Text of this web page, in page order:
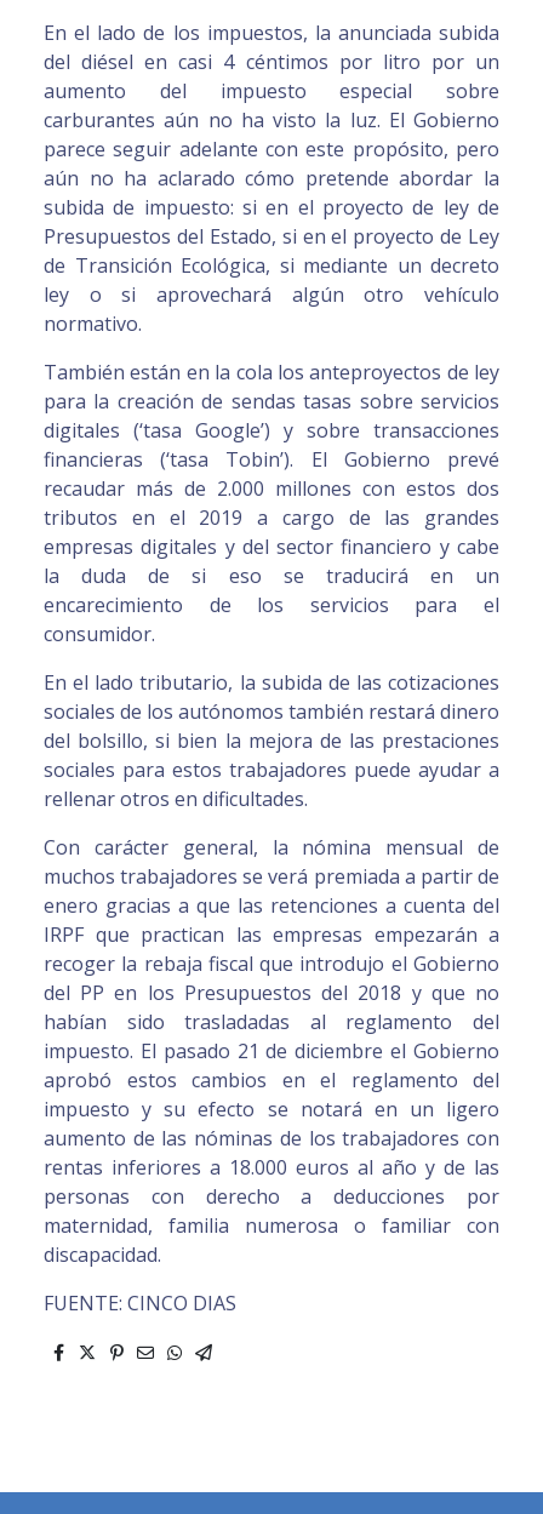
En el lado de los impuestos, la anunciada subida
del diésel en casi 4 céntimos por litro por un
aumento del impuesto especial sobre
carburantes aún no ha visto la luz. El Gobierno
parece seguir adelante con este propósito, pero
aún no ha aclarado cómo pretende abordar la
subida de impuesto: si en el proyecto de ley de
Presupuestos del Estado, si en el proyecto de Ley
de Transición Ecológica, si mediante un decreto
ley o si aprovechará algún otro vehículo
normativo.
También están en la cola los anteproyectos de ley
para la creación de sendas tasas sobre servicios
digitales (‘tasa Google’) y sobre transacciones
financieras (‘tasa Tobin’). El Gobierno prevé
recaudar más de 2.000 millones con estos dos
tributos en el 2019 a cargo de las grandes
empresas digitales y del sector financiero y cabe
la duda de si eso se traducirá en un
encarecimiento de los servicios para el
consumidor.
En el lado tributario, la subida de las cotizaciones
sociales de los autónomos también restará dinero
del bolsillo, si bien la mejora de las prestaciones
sociales para estos trabajadores puede ayudar a
rellenar otros en dificultades.
Con carácter general, la nómina mensual de
muchos trabajadores se verá premiada a partir de
enero gracias a que las retenciones a cuenta del
IRPF que practican las empresas empezarán a
recoger la rebaja fiscal que introdujo el Gobierno
del PP en los Presupuestos del 2018 y que no
habían sido trasladadas al reglamento del
impuesto. El pasado 21 de diciembre el Gobierno
aprobó estos cambios en el reglamento del
impuesto y su efecto se notará en un ligero
aumento de las nóminas de los trabajadores con
rentas inferiores a 18.000 euros al año y de las
personas con derecho a deducciones por
maternidad, familia numerosa o familiar con
discapacidad.
FUENTE: CINCO DIAS